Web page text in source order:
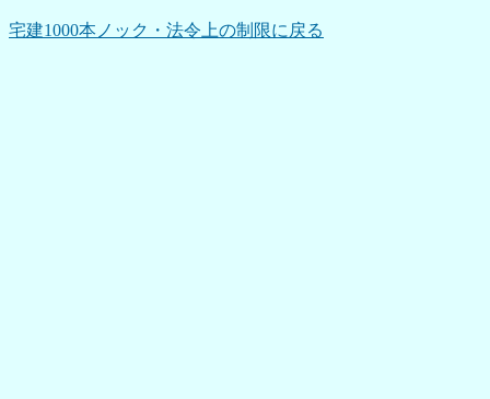
宅建1000本ノック・法令上の制限に戻る